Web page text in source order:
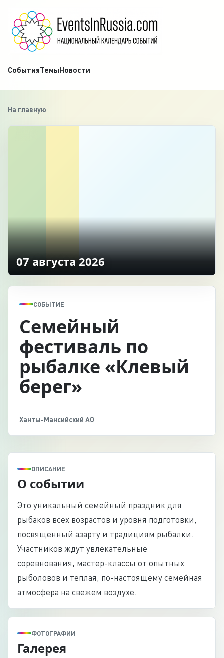
СобытияТемыНовости
На главную
‹
07 августа 2026
СОБЫТИЕ
Семейный
фестиваль по
рыбалке «Клевый
берег»
Ханты-Мансийский АО
ОПИСАНИЕ
О событии
Это уникальный семейный праздник для
рыбаков всех возрастов и уровня подготовки,
посвященный азарту и традициям рыбалки.
Участников ждут увлекательные
соревнования, мастер-классы от опытных
рыболовов и теплая, по-настоящему семейная
атмосфера на свежем воздухе.
ФОТОГРАФИИ
Галерея